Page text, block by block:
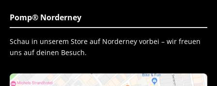
Pomp® Norderney
Schau in unserem Store auf Norderney vorbei – wir freuen
uns auf deinen Besuch.